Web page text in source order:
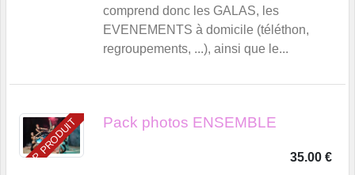
comprend donc les GALAS, les
EVENEMENTS à domicile (téléthon,
regroupements, ...), ainsi que le...
TOP PRODUIT Pack photos ENSEMBLE
35.00 €